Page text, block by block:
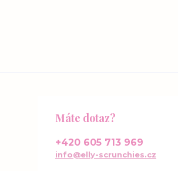
Máte dotaz?
+420 605 713 969
info@elly-scrunchies.cz